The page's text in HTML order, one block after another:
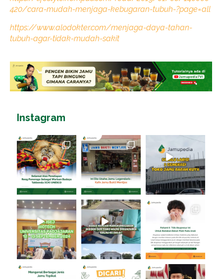
420/cara-mudah-menjaga-kebugaran-tubuh-?page=all
https://www.alodokter.com/menjaga-daya-tahan-
tubuh-agar-tidak-mudah-sakit
Instagram